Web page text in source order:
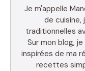
Je m'appelle
de
traditionnelles
Sur mon blog,
inspirées de ma
recettes